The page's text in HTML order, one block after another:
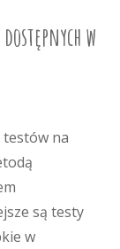
w
na
są testy
w